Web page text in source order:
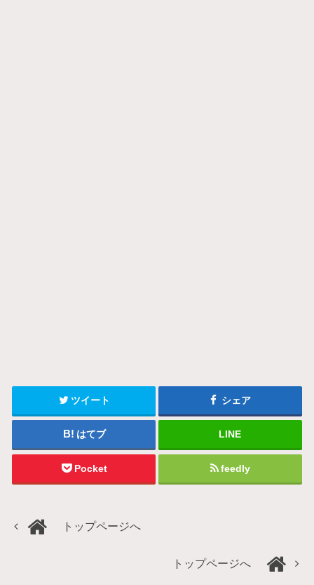
ツイート シェア
はてブ LINE
Pocket feedly
トップページへ
トップページへ